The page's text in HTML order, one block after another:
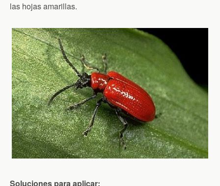
las hojas amarillas.
Soluciones para aplicar: